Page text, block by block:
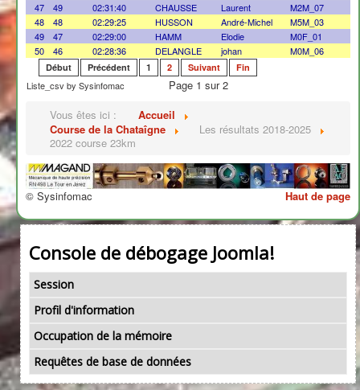
47
49 02:31:40 CHAUSSE Laurent
M2M_07
48
48 02:29:25 HUSSON André-Michel
M5M_03
49
47 02:29:00 HAMM Elodie
M0F_01
50
46 02:28:36 DELANGLE johan M0M_06
Début Précédent 1 2 Suivant Fin
Liste_csv by Sysinfomac
Page 1 sur 2
Vous êtes ici :
Accueil
Course de la Chataîgne
Les résultats 2018-2025
2022 course 23km
Haut de page
© Sysinfomac
Console de débogage Joomla!
Session
Profil d'information
Occupation de la mémoire
Requêtes de base de données